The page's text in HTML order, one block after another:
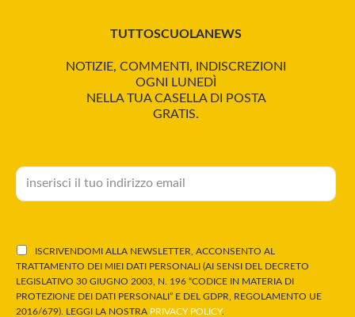
TUTTOSCUOLANEWS
NOTIZIE, COMMENTI, INDISCREZIONI
OGNI LUNEDÌ
NELLA TUA CASELLA DI POSTA
GRATIS.
ISCRIVENDOMI ALLA NEWSLETTER, ACCONSENTO AL
TRATTAMENTO DEI MIEI DATI PERSONALI (AI SENSI DEL DECRETO
LEGISLATIVO 30 GIUGNO 2003, N. 196 “CODICE IN MATERIA DI
PROTEZIONE DEI DATI PERSONALI” E DEL GDPR, REGOLAMENTO UE
2016/679). LEGGI LA NOSTRA PRIVACY POLICY.